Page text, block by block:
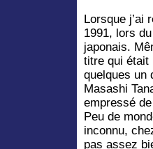
Lorsque j’ai
1991, lors
japonais.
titre qui était
quelques un
Masashi
empressé
Peu de
inconnu,
pas assez